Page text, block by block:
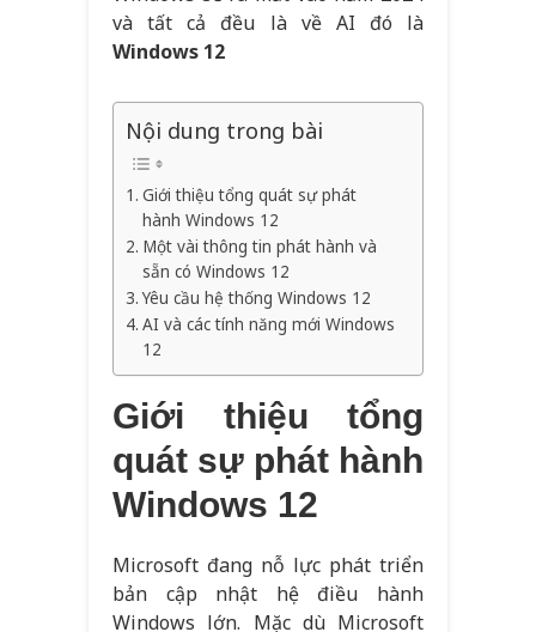
và tất cả đều là về AI đó là
Windows 12
Nội dung trong bài
Giới thiệu tổng quát sự phát
hành Windows 12
Một vài thông tin phát hành và
sẵn có Windows 12
Yêu cầu hệ thống Windows 12
AI và các tính năng mới Windows
12
Giới thiệu tổng
quát sự phát hành
Windows 12
Microsoft đang nỗ lực phát triển
bản cập nhật hệ điều hành
Windows lớn. Mặc dù Microsoft